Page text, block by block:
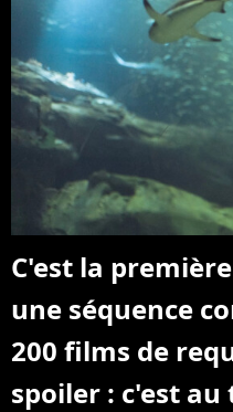
C'est la
une séquence
200 films de
spoiler : c'est